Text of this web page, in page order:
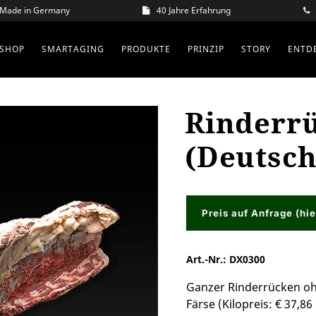
in Germany 40 Jahre Erfahrung
SHOP SMARTAGING PRODUKTE PRINZIP STORY
Preis auf Anfrage
Art.-Nr.: DX0300
Ganzer Rinderrücken
Färse (Kilopreis: €